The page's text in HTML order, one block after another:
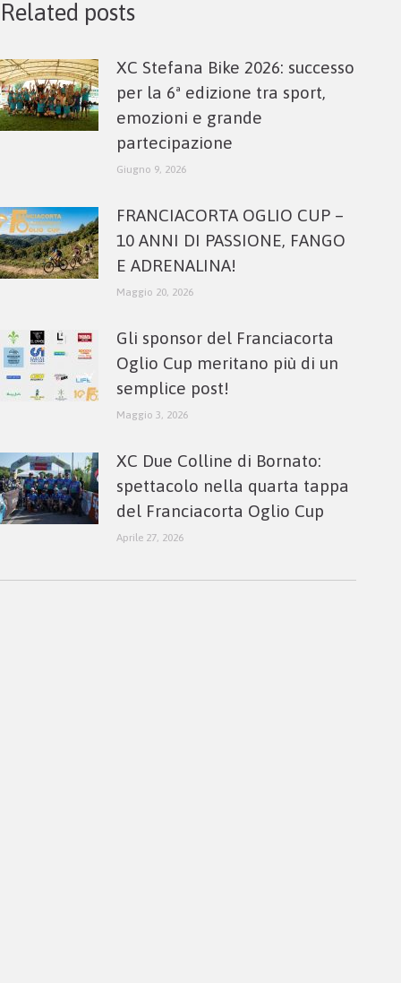
Related posts
XC Stefana Bike 2026: successo
per la 6ª edizione tra sport,
emozioni e grande
partecipazione
Giugno 9, 2026
FRANCIACORTA OGLIO CUP –
10 ANNI DI PASSIONE, FANGO
E ADRENALINA!
Maggio 20, 2026
Gli sponsor del Franciacorta
Oglio Cup meritano più di un
semplice post!
Maggio 3, 2026
XC Due Colline di Bornato:
spettacolo nella quarta tappa
del Franciacorta Oglio Cup
Aprile 27, 2026